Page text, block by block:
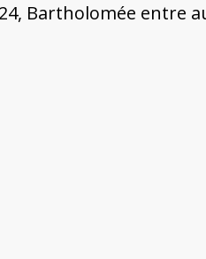
Bartholomée entre